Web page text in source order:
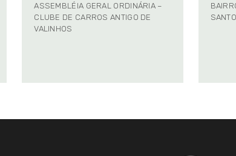
ASSEMBLÉIA GERAL ORDINÁRIA –
CLUBE DE CARROS ANTIGO DE
VALINHOS